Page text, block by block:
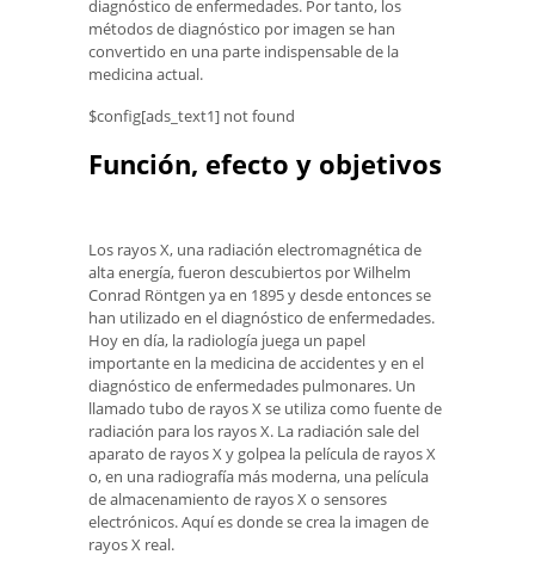
diagnóstico de enfermedades. Por tanto, los
métodos de diagnóstico por imagen se han
convertido en una parte indispensable de la
medicina actual.
$config[ads_text1] not found
Función, efecto y objetivos
Los rayos X, una radiación electromagnética de
alta energía, fueron descubiertos por Wilhelm
Conrad Röntgen ya en 1895 y desde entonces se
han utilizado en el diagnóstico de enfermedades.
Hoy en día, la radiología juega un papel
importante en la medicina de accidentes y en el
diagnóstico de enfermedades pulmonares. Un
llamado tubo de rayos X se utiliza como fuente de
radiación para los rayos X. La radiación sale del
aparato de rayos X y golpea la película de rayos X
o, en una radiografía más moderna, una película
de almacenamiento de rayos X o sensores
electrónicos. Aquí es donde se crea la imagen de
rayos X real.